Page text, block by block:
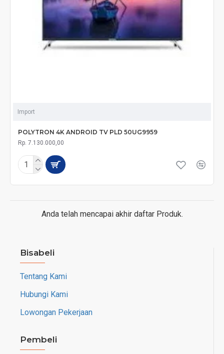
Import
POLYTRON 4K ANDROID TV PLD 50UG9959
Rp. 7.130.000,00
Anda telah mencapai akhir daftar Produk.
Bisabeli
Tentang Kami
Hubungi Kami
Lowongan Pekerjaan
Pembeli